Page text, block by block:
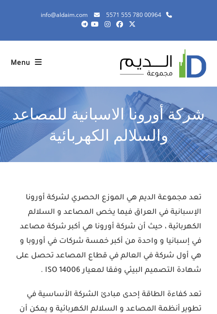
00964 780 555 5571
info@aldaim.com
Menu
شركة أورونا الاسبانية للمصاعد
والسلالم الكهربائية
تعد مجموعة الديم هي الموزع الحصري لشركة أورونا
الإسبانية في العراق فيما يخص المصاعد و السلالم
الكهربائية ، حيث أن شركة أورونا هي أكبر شركة مصاعد
في إسبانيا و واحدة من أكبر خمسة شركات في أوروبا و
هي أول شركة في العالم في قطاع المصاعد تحصل على
شهادة التصميم البيئي وفقا لمعيار ISO 14006 .
تعد كفاءة الطاقة إحدى مبادئ الشركة الأساسية في
تطوير أنظمة المصاعد و السلالم الكهربائية و يمكن أن